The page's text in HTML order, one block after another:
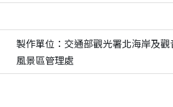
製作單位：交通部觀光署北海岸及觀
風景區管理處